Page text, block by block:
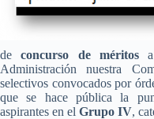
deconcurso de méritosa
Administración nuestra
selectivos convocados por
que se hace pública la
aspirantes en el Grupo IV,